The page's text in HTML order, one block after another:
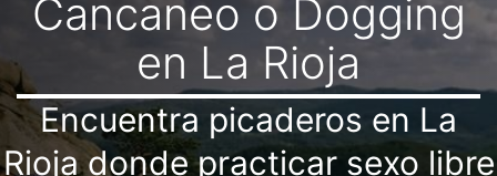
Cancaneo o Dogging
en La Rioja
Encuentra picaderos en La
Rioja donde practicar sexo libre